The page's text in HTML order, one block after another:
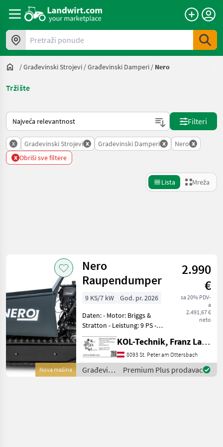
Pretraži ponude
/Građevinski Strojevi /Građevinski Damperi / Nero
Tržište
Način na koji sortira Landwirt.com
Filteri
x Gradevinski Strojevi x Gradevinski Damperi x Nero x
x Obriši sve filtere
Lista Mreža
Kategorija 4 Država
TRENUTNA
PUTANJA
Gradevinski
Strojevi
Damperi
Prikaži 1
rezultata
Nova mašina
Nero
Raupendumper
2.990
€
sa 20% PDV-
a
2.491,67 €
neto
9 KS/7 kW
God. pr. 2026
Daten: - Motor: Briggs &
Stratton - Leistung: 9 PS -
Hubraum: 270 cm³ -
Kraftstoff: Benzin -
Ladekapazität: 500 kg -
Ladefläche: hydraulisch
kippbar - Getrieb
KOL-Technik, Franz Lampl-Küssner
8093 St. Peter am Ottersbach
Građevinski
strojevi /
Premium Plus prodavac